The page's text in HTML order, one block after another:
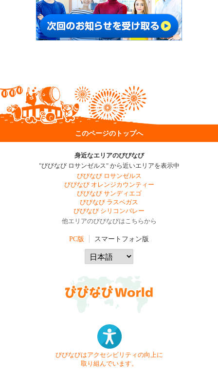
このページのトップへ
身近なエリアのびびなび
"びびなび ロサンゼルス" から近いエリアを表示中
びびなび ロサンゼルス
びびなび オレンジカウンティー
びびなび サンディエゴ
びびなび ラスベガス
びびなび シリコンバレー
他エリアのびびなびはこちらから
PC版 スマートフォン版
びびなびはアクセシビリティの向上に
取り組んでいます。